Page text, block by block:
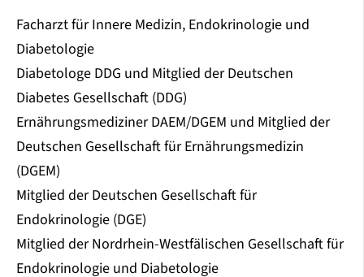
Facharzt für Innere Medizin, Endokrinologie und
Diabetologie
Diabetologe DDG und Mitglied der Deutschen
Diabetes Gesellschaft (DDG)
Ernährungsmediziner DAEM/DGEM und Mitglied der
Deutschen Gesellschaft für Ernährungsmedizin
(DGEM)
Mitglied der Deutschen Gesellschaft für
Endokrinologie (DGE)
Mitglied der Nordrhein-Westfälischen Gesellschaft für
Endokrinologie und Diabetologie